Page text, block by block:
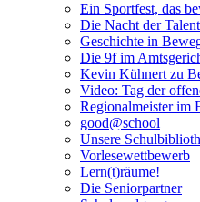
Ein Sportfest, das
Die Nacht der
Geschichte in
Die 9f im
Kevin Kühnert zu
Video: Tag der
Regionalmeister im
good@school
Unsere
Vorlesewettbewerb
Lern(t)räume!
Die Seniorpartner